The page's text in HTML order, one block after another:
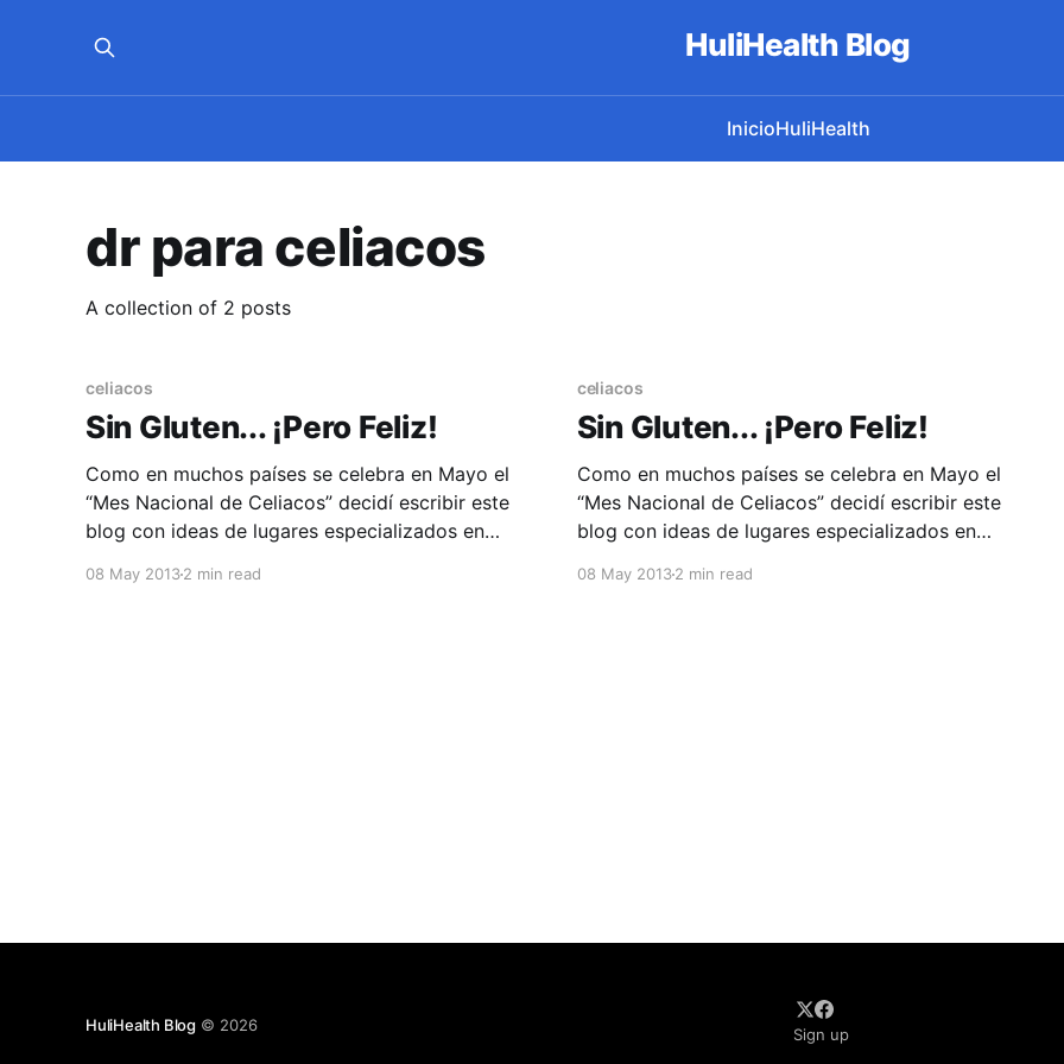
HuliHealth Blog
InicioHuliHealth
dr para celiacos
A collection of 2 posts
celiacos
Sin Gluten... ¡Pero Feliz!
Como en muchos países se celebra en Mayo el
“Mes Nacional de Celiacos” decidí escribir este
blog con ideas de lugares especializados en
condición. Hace unos años en nuestro país el
08 May 20132 min read
celiacos
Sin Gluten... ¡Pero Feliz!
Como en muchos países se celebra en Mayo el
“Mes Nacional de Celiacos” decidí escribir este
blog con ideas de lugares especializados en
condición. Hace unos años en nuestro país el
08 May 20132 min read
HuliHealth Blog © 2026
Sign up